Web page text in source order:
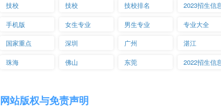
技校 技校 技校排名 2023招生信
手机版 女生专业 男生专业 专业大全
国家重点 深圳 广州 湛江
珠海 佛山 东莞 2022招生信
网站版权与免责声明